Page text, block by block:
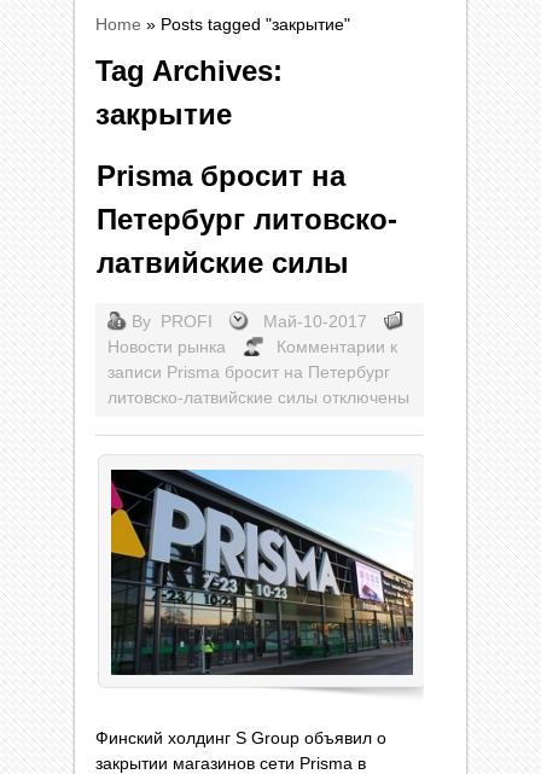
Home » Posts tagged "закрытие"
Tag Archives:
закрытие
Prisma бросит на
Петербург литовско-
латвийские силы
By PROFI
Май-10-2017
Новости рынка
Комментарии к
записи Prisma бросит на Петербург
литовско-латвийские силы отключены
Финский холдинг S Group объявил о
закрытии магазинов сети Prisma в